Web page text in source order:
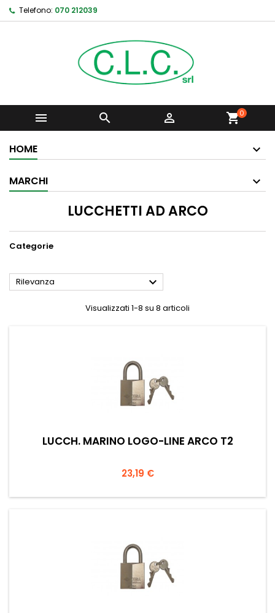
Telefono: 070 212039
   shopping_cart0
HOME
MARCHI
LUCCHETTI AD ARCO
Categorie
Rilevanza 
Visualizzati 1-8 su 8 articoli
LUCCH. MARINO LOGO-LINE ARCO T2
Prezzo
23,19 €